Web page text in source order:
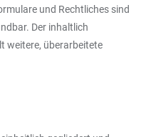
und Rechtliches sind
Der inhaltlich
weitere, überarbeitete